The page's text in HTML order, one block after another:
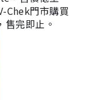
Chek門市購買
完即止。